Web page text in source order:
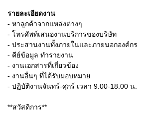
รายละเอียดงาน
- หาลูกค้าจากแหล่งต่างๆ
- โทรศัพท์เสนองานบริการของบริษัท
- ประสานงานทั้งภายในและภายนอกองค์กร
- คีย์ข้อมูล ทำรายงาน
- งานเอกสารที่เกี่ยวข้อง
- งานอื่นๆ ที่ได้รับมอบหมาย
- ปฏิบัติงานจันทร์-ศุกร์ เวลา 9.00-18.00 น.
**สวัสดิการ**